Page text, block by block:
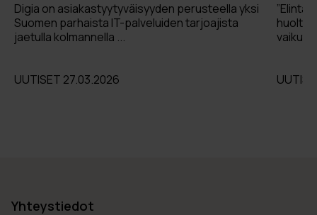
Digia on asiakastyytyväisyyden perusteella yksi
Suomen parhaista IT-palveluiden tarjoajista
jaetulla kolmannella ...
UUTISET 27.03.2026
Yhteystiedot